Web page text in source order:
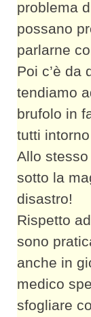
problema
possano
parlarne
Poi c’è da
tendiamo
brufolo in
tutti
Allo
sotto la
disastro!
Rispetto
sono
anche in
medico
sfogliare